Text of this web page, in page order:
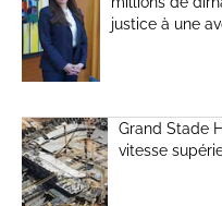
justice à une
Grand Stade
vitesse